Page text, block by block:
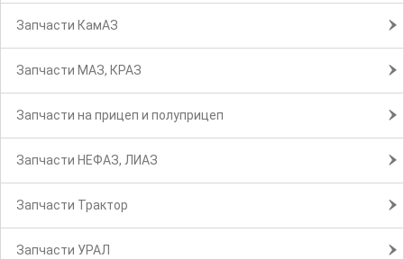
Запчасти КамАЗ
Запчасти МАЗ, КРАЗ
Запчасти на прицеп и полуприцеп
Запчасти НЕФАЗ, ЛИАЗ
Запчасти Трактор
Запчасти УРАЛ